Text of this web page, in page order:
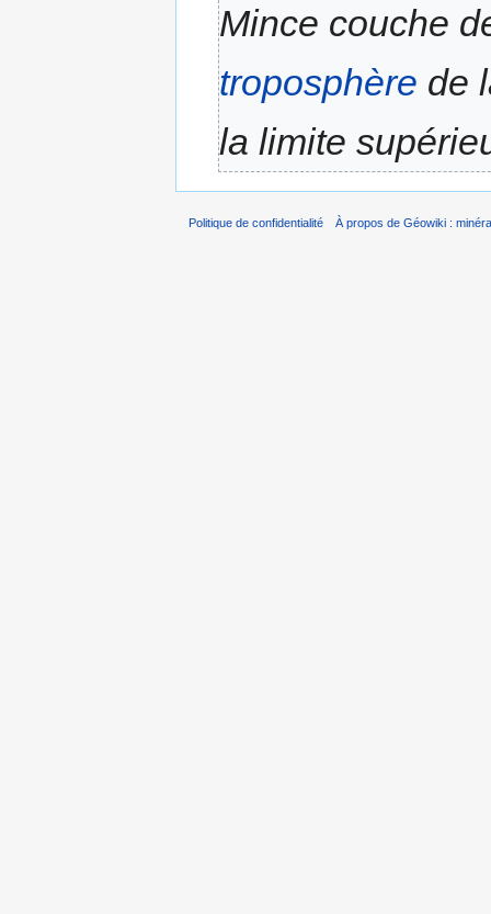
Mince couche
troposphère de
la limite
Politique de confidentialité À propos de Géowiki :